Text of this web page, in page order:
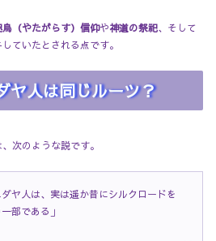
烏（やたがらす）信仰や神道の祭祀、そして
ていたとされる点です。
ヤ人は同じルーツ？
次のような説です。
ヤ人は、実は遥か昔にシルクロードを
部である」